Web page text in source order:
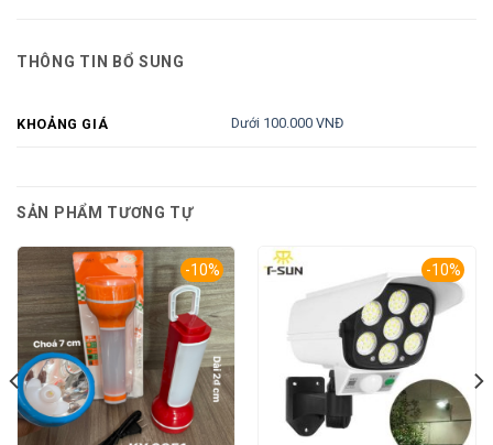
THÔNG TIN BỔ SUNG
KHOẢNG GIÁ Dưới 100.000 VNĐ
SẢN PHẨM TƯƠNG TỰ
-10% -10%